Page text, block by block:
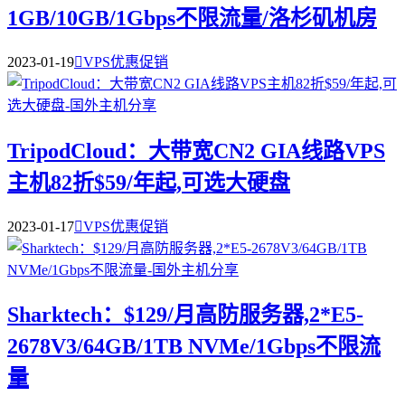
1GB/10GB/1Gbps不限流量/洛杉矶机房
2023-01-19VPS优惠促销
TripodCloud：大带宽CN2 GIA线路VPS
主机82折$59/年起,可选大硬盘
2023-01-17VPS优惠促销
Sharktech：$129/月高防服务器,2*E5-
2678V3/64GB/1TB NVMe/1Gbps不限流
量